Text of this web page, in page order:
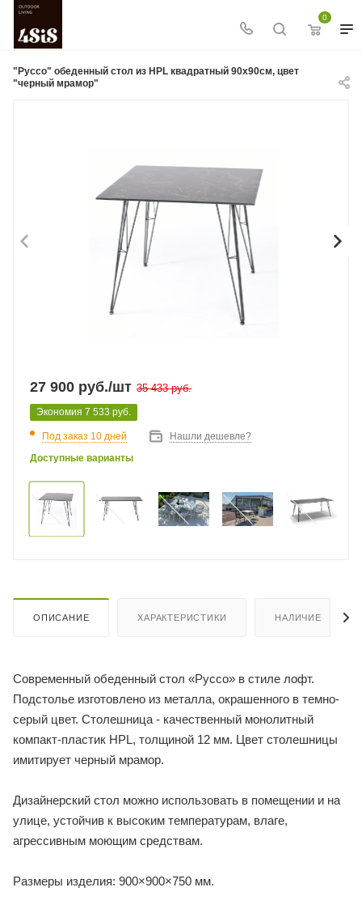
0
"Руссо" обеденный стол из HPL квадратный 90х90см, цвет
"черный мрамор"
27 900 руб./шт 35 433руб.
Экономия 7 533 руб.
Под заказ 10 дней
Нашли дешевле?
Доступные варианты
ОПИСАНИЕ ХАРАКТЕРИСТИКИ НАЛИЧИЕ
Современный обеденный стол «Руссо» в стиле лофт.
Подстолье изготовлено из металла, окрашенного в темно-
серый цвет. Столешница - качественный монолитный
компакт-пластик HPL, толщиной 12 мм. Цвет столешницы
имитирует черный мрамор.
Дизайнерский стол можно использовать в помещении и на
улице, устойчив к высоким температурам, влаге,
агрессивным моющим средствам.
Размеры изделия: 900×900×750 мм.